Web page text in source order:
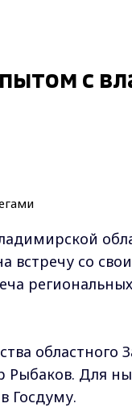
с
встречу со
областного
Рыбаков. Для
Госдуму.